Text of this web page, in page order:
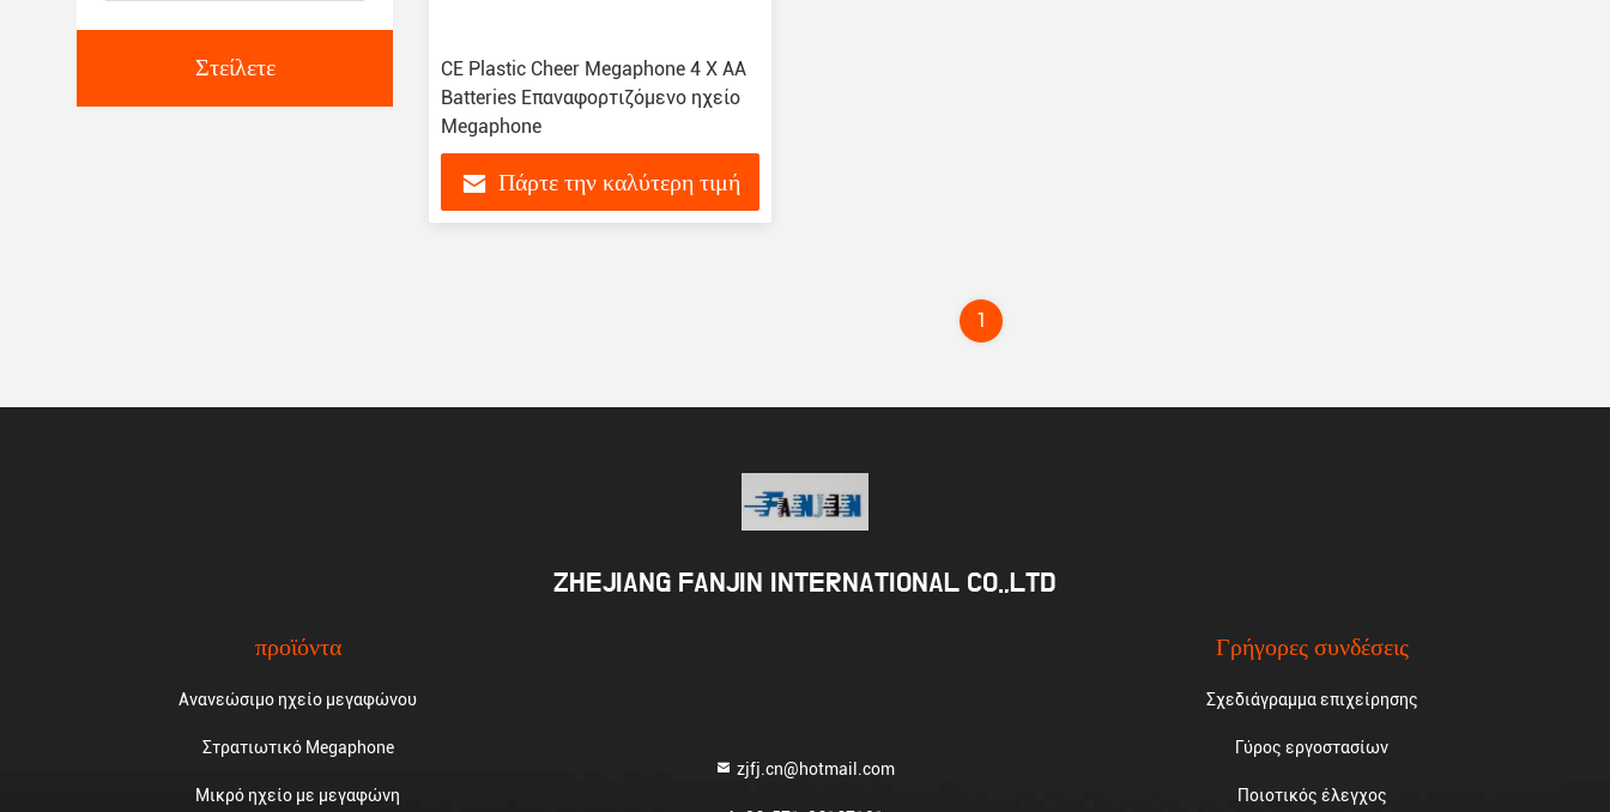
Στείλετε
CE Plastic Cheer Megaphone 4 X AA
Batteries Επαναφορτιζόμενο ηχείο
Megaphone
Πάρτε την καλύτερη τιμή
1
ZHEJIANG FANJIN INTERNATIONAL CO.,LTD
προϊόντα
Ανανεώσιμο ηχείο μεγαφώνου
Στρατιωτικό Megaphone
Μικρό ηχείο με μεγαφώνη
zjfj.cn@hotmail.com
Γρήγορες συνδέσεις
Σχεδιάγραμμα επιχείρησης
Γύρος εργοστασίων
Ποιοτικός έλεγχος